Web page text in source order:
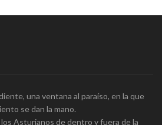
una ventana al paraíso, en la que
se dan la mano.
Asturianos de dentro y fuera de la